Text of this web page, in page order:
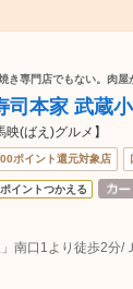
き専門店でもない。肉屋
司本家 武蔵
(ばえ)グルメ】
ポイント還元対象店
ポイントつかえる
南口1より徒歩2分/